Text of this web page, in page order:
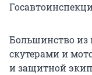
Большинство из
скутерами и
и защитной